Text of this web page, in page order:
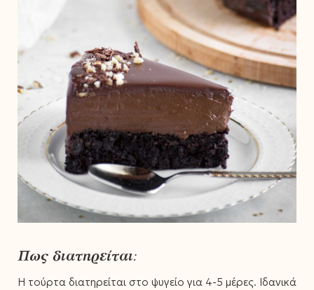
Πως διατηρείται:
Η τούρτα διατηρείται στο ψυγείο για 4-5 μέρες. Ιδανικά